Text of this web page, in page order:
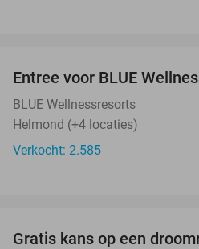
Entree voor BLUE
BLUE Wellnessresorts
Helmond (+4 locaties)
Verkocht: 2.585
Gratis kans op een